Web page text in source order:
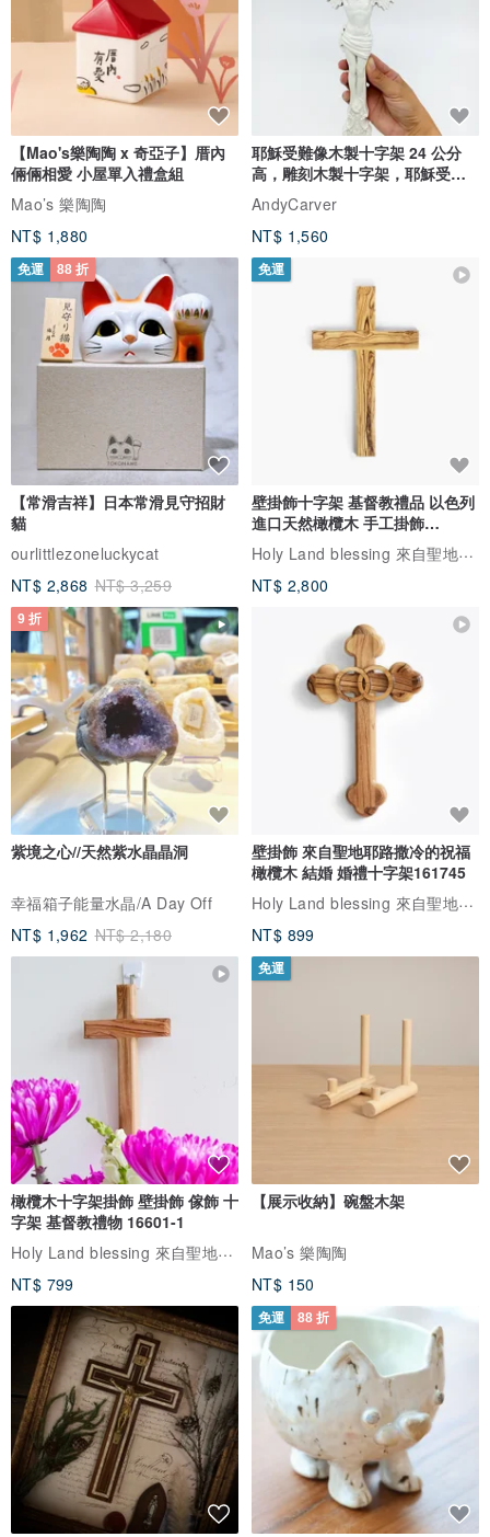
【Mao's樂陶陶 x 奇亞子】厝內
倆倆相愛 小屋單入禮盒組
Mao’s 樂陶陶
NT$ 1,880
耶穌受難像木製十字架 24 公分
高，雕刻木製十字架，耶穌受難
像天主教十字架
AndyCarver
NT$ 1,560
免運 88 折
【常滑吉祥】日本常滑見守招財
貓
ourlittlezoneluckycat
NT$ 2,868 NT$ 3,259
免運
壁掛飾十字架 基督教禮品 以色列
進口天然橄欖木 手工掛飾
161707
Holy Land blessing 來自聖地的祝福
NT$ 2,800
9 折
紫境之心//天然紫水晶晶洞
幸福箱子能量水晶/A Day Off
NT$ 1,962 NT$ 2,180
壁掛飾 來自聖地耶路撒冷的祝福
橄欖木 結婚 婚禮十字架161745
Holy Land blessing 來自聖地的祝福
NT$ 899
橄欖木十字架掛飾 壁掛飾 傢飾 十
字架 基督教禮物 16601-1
Holy Land blessing 來自聖地的祝福
NT$ 799
免運
【展示收納】碗盤木架
Mao’s 樂陶陶
NT$ 150
免運 88 折